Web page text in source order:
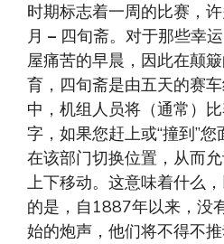
时期标志着一周的比赛，
月 – 四旬斋。对于那些幸
屋痛苦的早晨，因此在颠
育，四旬斋是由五天的赛
中，机组人员将（通常）
字，如果您赶上或“撞到”
在该部门切换位置，从而
上下移动。这意味着什么
的是，自1887年以来，没
始的炮声，他们将不得不